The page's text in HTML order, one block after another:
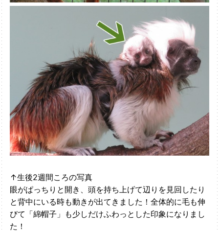
↑生後2週間ころの写真
眼がぱっちりと開き、頭を持ち上げて辺りを見回したり
と背中にいる時も動きが出てきました！全体的に毛も伸
びて「綿帽子」も少しだけふわっとした印象になりまし
た！